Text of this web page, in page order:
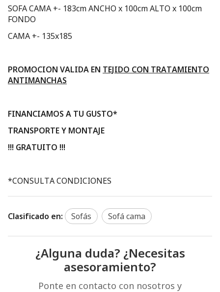
SOFA CAMA +- 183cm ANCHO x 100cm ALTO x 100cm
FONDO
CAMA +- 135x185
PROMOCION VALIDA EN TEJIDO CON TRATAMIENTO
ANTIMANCHAS
FINANCIAMOS A TU GUSTO*
TRANSPORTE Y MONTAJE
!!! GRATUITO !!!
*CONSULTA CONDICIONES
Clasificado en: Sofás Sofá cama
¿Alguna duda? ¿Necesitas
asesoramiento?
Ponte en contacto con nosotros y